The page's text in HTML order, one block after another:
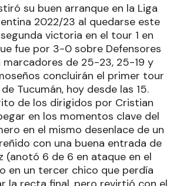
su buen arranque en la Liga
2022/23 al quedarse este
victoria en el tour 1 en
fue por 3-0 sobre Defensores
marcadores de 25-23, 25-19 y
concluirán el primer tour
Tucumán, hoy desde las 15.
de los dirigidos por Cristian
en los momentos clave del
en el mismo desenlace de un
con una buena entrada de
(anotó 6 de 6 en ataque en el
en un tercer chico que perdía